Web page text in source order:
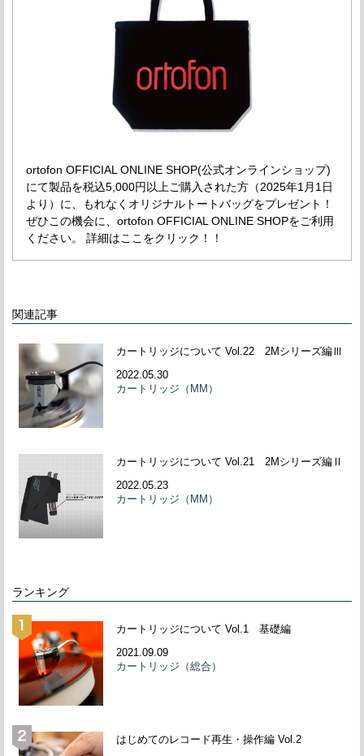
ortofon OFFICIAL ONLINE SHOP(公式オンラインショップ)
にて製品を税込5,000円以上ご購入された方（2025年1月1日
より）に、もれなくオリジナルトートバッグをプレゼント！
ぜひこの機会に、ortofon OFFICIAL ONLINE SHOPをご利用
ください。 詳細はここをクリック！！
関連記事
カートリッジについて Vol.22 2Mシリーズ編Ⅲ
2022.05.30
カートリッジ（MM）
カートリッジについて Vol.21 2Mシリーズ編Ⅱ
2022.05.23
カートリッジ（MM）
ランキング
カートリッジについて Vol.1 基礎編
2021.09.09
カートリッジ（総合）
はじめてのレコード再生・操作編 Vol.2